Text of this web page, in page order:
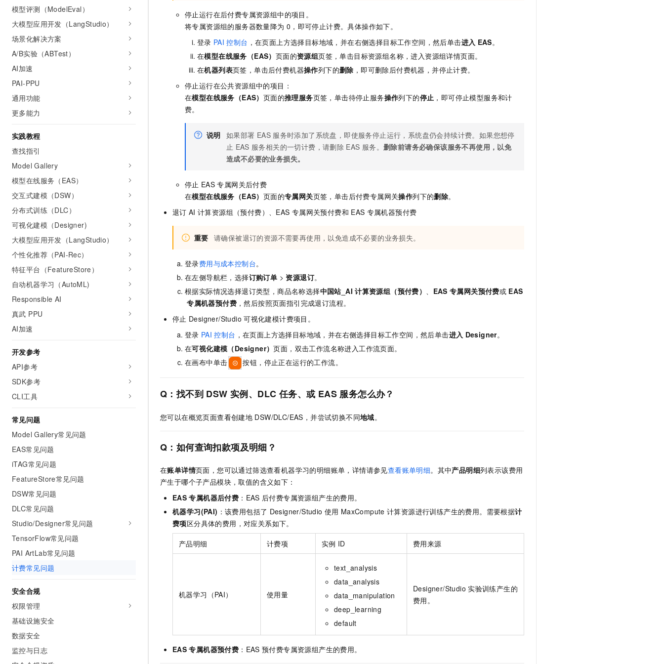
模型评测（ModelEval）
大模型应用开发（LangStudio）
场景化解决方案
A/B实验（ABTest）
AI加速
PAI-PPU
通用功能
更多能力
实践教程
查找指引
Model Gallery
模型在线服务（EAS）
交互式建模（DSW）
分布式训练（DLC）
可视化建模（Designer)
大模型应用开发（LangStudio）
个性化推荐（PAI-Rec）
特征平台（FeatureStore）
自动机器学习（AutoML)
Responsible AI
真武 PPU
AI加速
开发参考
API参考
SDK参考
CLI工具
常见问题
Model Gallery常见问题
EAS常见问题
iTAG常见问题
FeatureStore常见问题
DSW常见问题
DLC常见问题
Studio/Designer常见问题
TensorFlow常见问题
PAI ArtLab常见问题
计费常见问题
安全合规
权限管理
基础设施安全
数据安全
监控与日志
停止运行在后付费专属资源组中的项目。
将专属资源组的服务器数量降为 0，即可停止计费。具体操作如下。
登录 PAI 控制台 ，在页面上方选择目标地域，并在右侧选择目标工作空间，然后单击进入 EAS。
在模型在线服务（EAS） 页面的资源组页签，单击目标资源组名称，进入资源组详情页面。
在机器列表页签，单击后付费机器操作列下的删除 ，即可删除后付费机器，并停止计费。
停止运行在公共资源组中的项目：
在模型在线服务（EAS） 页面的推理服务页签，单击待停止服务操作列下的停止 ，即可停止模型服务和计
费。
说明 如果部署 EAS 服务时添加了系统盘，即使服务停止运行，系统盘仍会持续计费。如果您想停
止 EAS 服务相关的一切计费，请删除 EAS 服务。 删除前请务必确保该服务不再使用，以免
造成不必要的业务损失。
停止 EAS 专属网关后付费
在模型在线服务（EAS） 页面的专属网关页签，单击后付费专属网关操作列下的删除。
退订 AI 计算资源组（预付费）、EAS 专属网关预付费和 EAS 专属机器预付费
重要 请确保被退订的资源不需要再使用，以免造成不必要的业务损失。
登录费用与成本控制台。
在左侧导航栏，选择订购订单 >资源退订。
根据实际情况选择退订类型，商品名称选择中国站_AI 计算资源组（预付费） EAS 专属网关预付费或 EAS
专属机器预付费 ，然后按照页面指引完成退订流程。
停止 Designer/Studio 可视化建模计费项目。
登录 PAI 控制台 ，在页面上方选择目标地域，并在右侧选择目标工作空间，然后单击进入 Designer。
在可视化建模（Designer）页面，双击工作流名称进入工作流页面。
在画布中单击
按钮，停止正在运行的工作流。
Q：找不到 DSW 实例、DLC 任务、或 EAS 服务怎么办？
您可以在概览页面查看创建地 DSW/DLC/EAS，并尝试切换不同地域。
Q：如何查询扣款项及明细？
在账单详情页面，您可以通过筛选查看机器学习的明细账单，详情请参见查看账单明细。其中产品明细列表示该费用
产生于哪个子产品模块，取值的含义如下：
EAS 专属机器后付费 ： EAS 后付费专属资源组产生的费用。
机器学习(PAI) ：该费用包括了 Designer/Studio 使用 MaxCompute 计算资源进行训练产生的费用。需要根据计
费项区分具体的费用，对应关系如下。
产品明细 计费项 实例 ID 费用来源
机器学习（PAI） 使用量
text_analysis
data_analysis
data_manipulation
deep_learning
default
Designer/Studio 实验训练产生的
费用。
EAS 专属机器预付费 ： EAS 预付费专属资源组产生的费用。